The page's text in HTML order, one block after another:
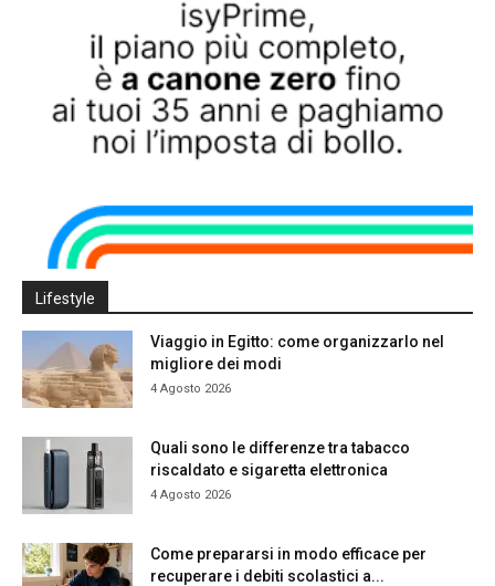
Lifestyle
Viaggio in Egitto: come organizzarlo nel
migliore dei modi
4 Agosto 2026
Quali sono le differenze tra tabacco
riscaldato e sigaretta elettronica
4 Agosto 2026
Come prepararsi in modo efficace per
recuperare i debiti scolastici a...